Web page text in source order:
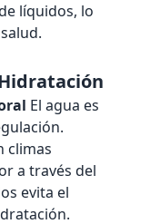
líquidos, lo
El agua es
climas
a través del
evita el